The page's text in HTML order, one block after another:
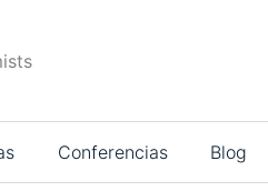
Conferencias Blog